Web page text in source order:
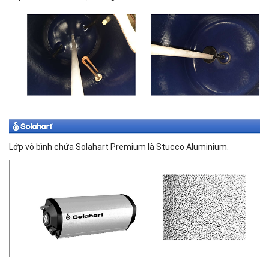
Lớp vỏ bình chứa Solahart Premium là Stucco Aluminium.